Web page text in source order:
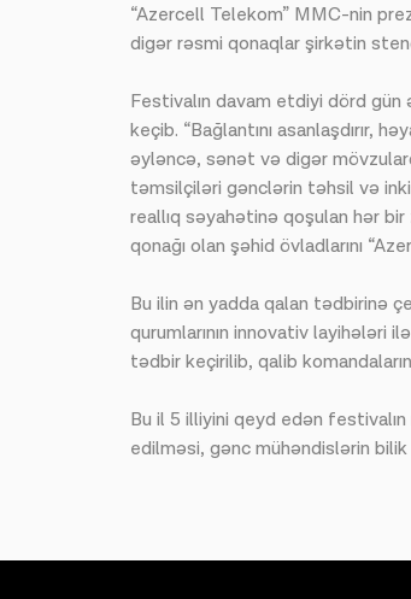
“Azercell Telekom” MMC-nin
digər rəsmi qonaqlar şirkətin
Festivalın davam etdiyi dörd
keçib. “Bağlantını asanlaşdırır,
əyləncə, sənət və digər
təmsilçiləri gənclərin təhsil və
reallıq səyahətinə qoşulan hər
qonağı olan şəhid övladlarını
Bu ilin ən yadda qalan tədbirinə
qurumlarının innovativ layihələri
tədbir keçirilib, qalib
Bu il 5 illiyini qeyd edən
edilməsi, gənc mühəndislərin bilik